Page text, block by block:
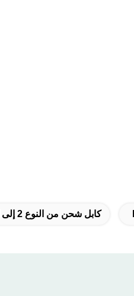
كابل شحن من النوع 2 إلى النوع 2 EV